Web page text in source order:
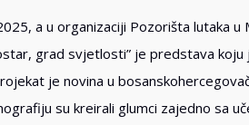
a u organizaciji Pozorišta lutaka u
grad svjetlosti” je predstava koju
je novina u
su kreirali glumci zajedno sa